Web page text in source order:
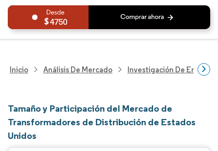
4750
Inicio Análisis De Mercado Investigación De Energía
Tamaño y Participación del Mercado de
Transformadores de Distribución de Estados
Unidos